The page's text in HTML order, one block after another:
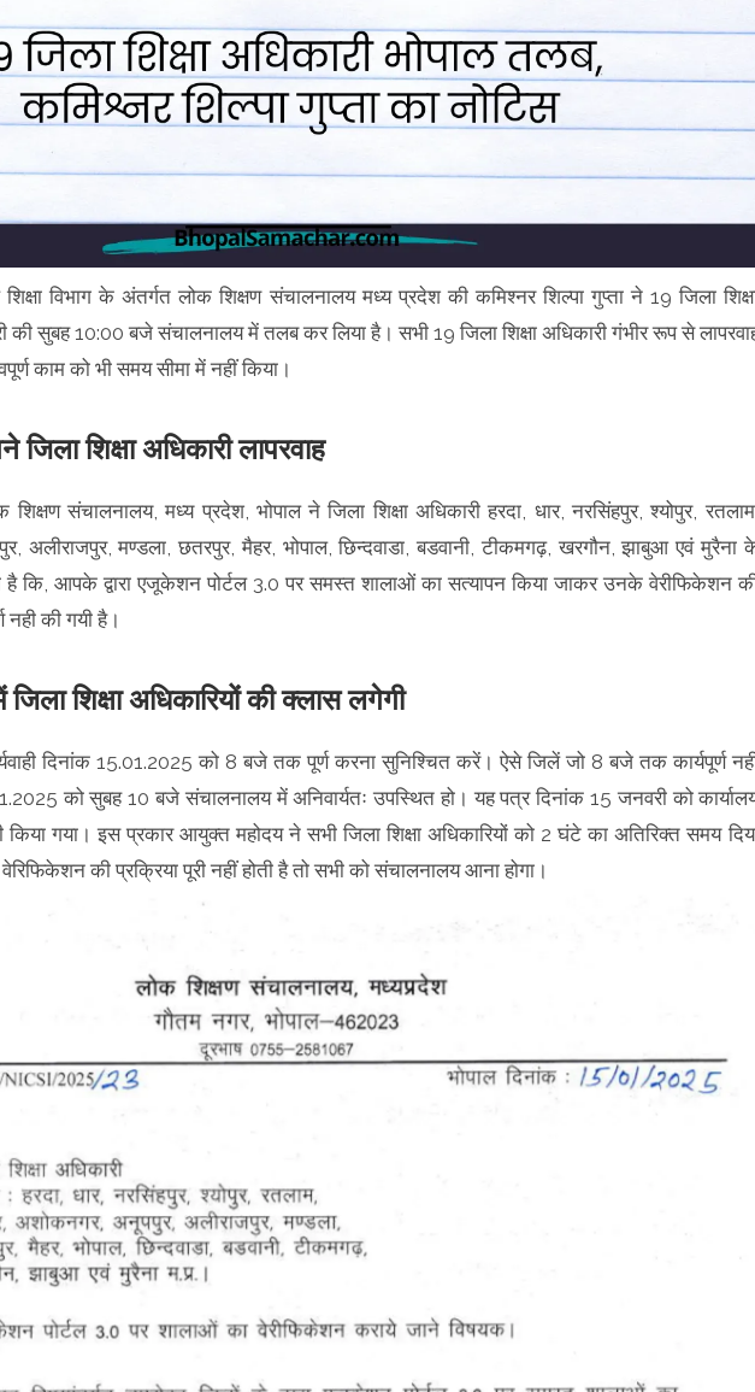
विभाग के अंतर्गत लोक शिक्षण संचालनालय मध्य प्रदेश की कमिश्नर शिल्पा गुप्ता ने 19 जिला
की सुबह 10:00 बजे संचालनालय में तलब कर लिया है। सभी 19 जिला शिक्षा अधिकारी गंभीर रूप से
काम को भी समय सीमा में नहीं किया।
शिक्षा अधिकारी लापरवाह
संचालनालय, मध्य प्रदेश, भोपाल ने जिला शिक्षा अधिकारी हरदा, धार, नरसिंहपुर, श्योपुर,
अलीराजपुर, मण्डला, छतरपुर, मैहर, भोपाल, छिन्दवाडा, बडवानी, टीकमगढ़, खरगौन, झाबुआ एवं मुरैना
है कि, आपके द्वारा एजूकेशन पोर्टल 3.0 पर समस्त शालाओं का सत्यापन किया जाकर उनके वेरीफिकेशन
नही की गयी है।
शिक्षा अधिकारियों की क्लास लगेगी
दिनांक 15.01.2025 को 8 बजे तक पूर्ण करना सुनिश्चित करें। ऐसे जिलें जो 8 बजे तक कार्यपूर्ण
को सुबह 10 बजे संचालनालय में अनिवार्यतः उपस्थित हो। यह पत्र दिनांक 15 जनवरी को
किया गया। इस प्रकार आयुक्त महोदय ने सभी जिला शिक्षा अधिकारियों को 2 घंटे का अतिरिक्त समय
की प्रक्रिया पूरी नहीं होती है तो सभी को संचालनालय आना होगा।